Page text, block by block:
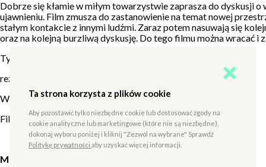
LUDZI,
PARTNERÓW
WYDARZEŃ
BILETÓW
W
Dobrze się kłamie w miłym towarzystwie zaprasza do dyskusji
ujawnieniu. Film zmusza do zastanowienie na temat nowej
stałym kontakcie z innymi ludźmi. Zaraz potem nasuwają się
oraz na kolejną burzliwą dyskusję. Do tego filmu można wracać i
Tytuł oryginalny: Perfetti sconosciuti
reż.
Występują:Marco Giallini ,Kasia Smutniak,
Film w języku włoskim z polskimi napisami.
Magdalena Jakubik
Ta strona korzysta z plików cookie
Aby pozostawić tylko niezbędne cookie lub dostosować zgody na
cookie analityczne lub marketingowe (które nie są niezbędne),
dokonaj wyboru poniżej i kliknij "Zezwól na wybrane" Sprawdź
Politykę prywatności aby uzyskać więcej informacji.